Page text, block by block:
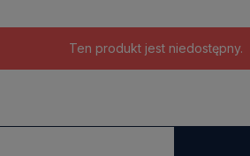
Ten produkt jest niedostępny.